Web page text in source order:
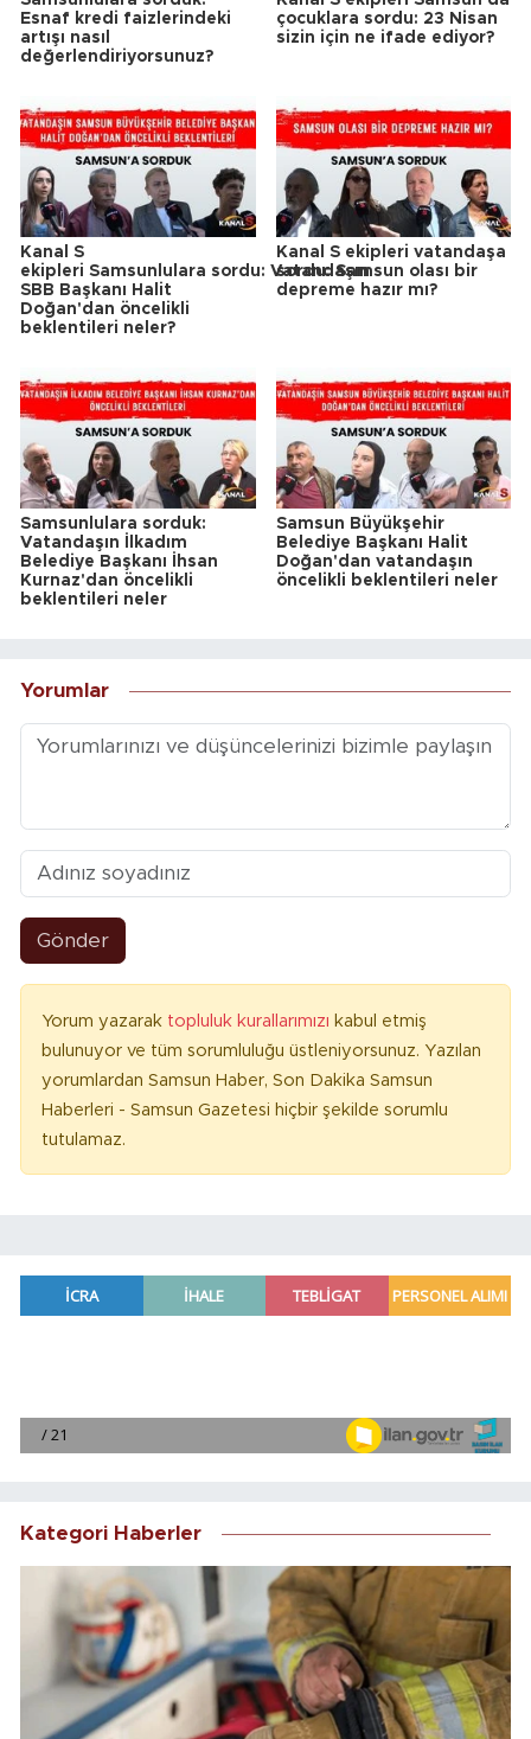
Esnaf kredi faizlerindeki
artışı nasıl
değerlendiriyorsunuz?
çocuklara sordu: 23 Nisan
sizin için ne ifade ediyor?
Kanal S
ekipleri Samsunlulara sordu: Vatandaşın
SBB Başkanı Halit
Doğan'dan öncelikli
beklentileri neler?
Kanal S ekipleri vatandaşa
sordu: Samsun olası bir
depreme hazır mı?
Samsunlulara sorduk:
Vatandaşın İlkadım
Belediye Başkanı İhsan
Kurnaz'dan öncelikli
beklentileri neler
Samsun Büyükşehir
Belediye Başkanı Halit
Doğan'dan vatandaşın
öncelikli beklentileri neler
Yorumlar
Gönder
Yorum yazarak topluluk kurallarımızı kabul etmiş
bulunuyor ve tüm sorumluluğu üstleniyorsunuz. Yazılan
yorumlardan Samsun Haber, Son Dakika Samsun
Haberleri - Samsun Gazetesi hiçbir şekilde sorumlu
tutulamaz.
Kategori Haberler